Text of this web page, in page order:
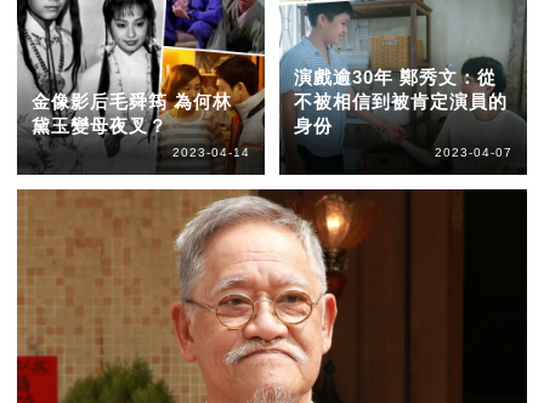
金像影后毛舜筠 為何林
黛玉變母夜叉？
2023-04-14
演戲逾30年 鄭秀文：從
不被相信到被肯定演員的
身份
2023-04-07